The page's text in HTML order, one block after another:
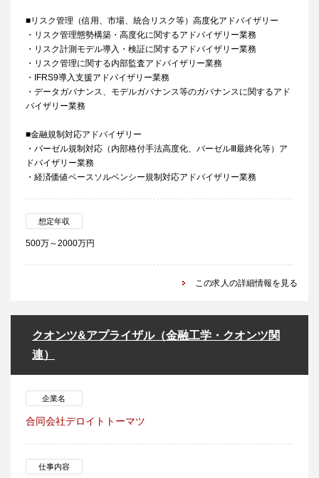
■リスク管理（信用、市場、統合リスク等）高度化アドバイザリー
・リスク管理態勢構築・高度化に関するアドバイザリー業務
・リスク計測モデル導入・検証に関するアドバイザリー業務
・リスク管理に関する内部監査アドバイザリー業務
・IFRS9導入支援アドバイザリー業務
・データガバナンス、モデルガバナンス等のガバナンスに関するアド
バイザリー業務
■金融規制対応アドバイザリー
・バーゼル規制対応（内部格付手法高度化、バーゼルⅢ最終化等）ア
ドバイザリー業務
・経済価値ベースソルベンシー規制対応アドバイザリー業務
想定年収
500万～2000万円
この求人の詳細情報を見る
クオンツ&アプライザル（金融工学・クオンツ関
連）
企業名
合同会社デロイトトーマツ
仕事内容